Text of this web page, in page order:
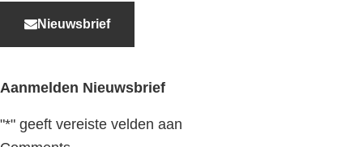
Nieuwsbrief
Aanmelden Nieuwsbrief
"*" geeft vereiste velden aan